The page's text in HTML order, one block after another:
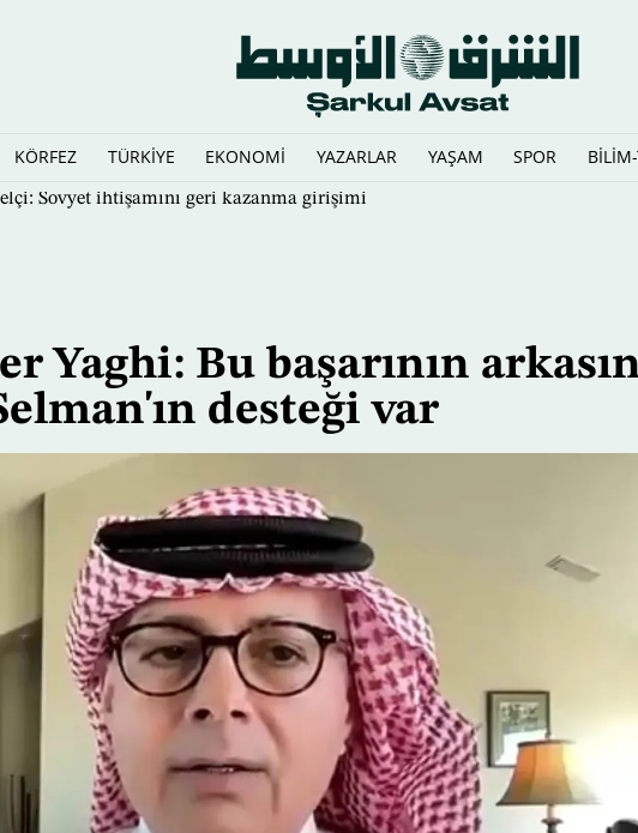
KÖRFEZ TÜRKİYE EKONOMİ YAZARLAR YAŞAM SPOR
Sovyet ihtişamını geri kazanma girişimi
Yaghi: Bu başarının
desteği var